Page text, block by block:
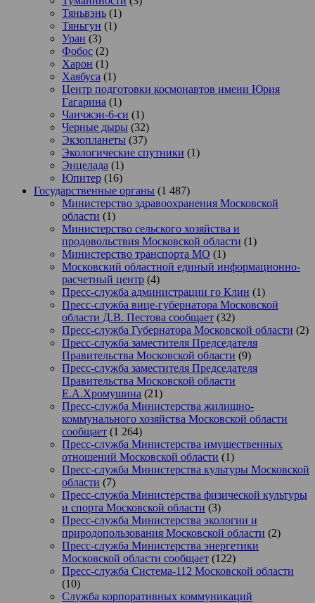
Тяньвэнь (1)
Тяньгун (1)
Уран (3)
Фобос (2)
Харон (1)
Хаябуса (1)
Центр подготовки космонавтов имени Юрия
Гагарина (1)
Чанчжэн-6-си (1)
Черные дыры (32)
Экзопланеты (37)
Экологические спутники (1)
Энцелада (1)
Юпитер (16)
Государственные органы (1 487)
Министерство здравоохранения Московской
области (1)
Министерство сельского хозяйства и
продовольствия Московской области (1)
Министерство транспорта МО (1)
Московский областной единый информационно-
расчетный центр (4)
Пресс-служба администрации го Клин (1)
Пресс-служба вице-губернатора Московской
области Д.В. Пестова сообщает (32)
Пресс-служба Губернатора Московской области (2)
Пресс-служба заместителя Председателя
Правительства Московской области (9)
Пресс-служба заместителя Председателя
Правительства Московской области
Е.А.Хромушина (21)
Пресс-служба Министерства жилищно-
коммунального хозяйства Московской области
сообщает (1 264)
Пресс-служба Министерства имущественных
отношений Московской области (1)
Пресс-служба Министерства культуры Московской
области (7)
Пресс-служба Министерства физической культуры
и спорта Московской области (3)
Пресс-служба Министерства экологии и
природопользования Московской области (2)
Пресс-служба Министерства энергетики
Московской области сообщает (122)
Пресс-служба Система-112 Московской области
(10)
Служба корпоративных коммуникаций